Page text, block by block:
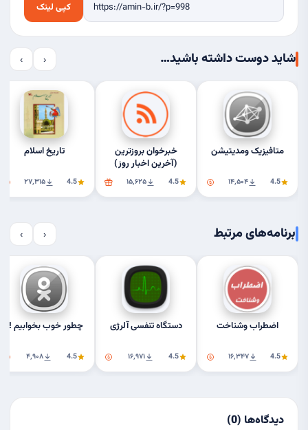
کپی لینک
شاید دوست داشته باشید… ‹
›
متافیزیک ومدیتیشن
4.5 ۱۴٬۵۰۴
خبرخوان بروزترین
(آخرین اخبار روز)
4.5 ۱۵٬۶۲۵
تاریخ اسلام
4.5 ۲۷٬۳۱۵
برنامه‌های مرتبط ‹
›
اضطراب وشناخت
4.5 ۱۶٬۳۴۷
دستگاه تنفسی آلرژی
4.5 ۱۶٬۹۷۱
چطور خوب بخوابیم !؟
4.5 ۴٬۹۰۸
دیدگاه‌ها (0)